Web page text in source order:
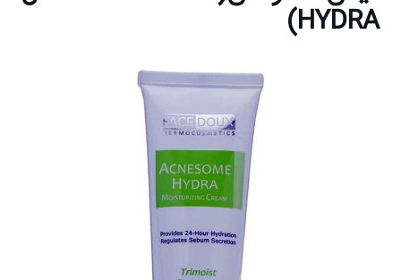
HYDRA)